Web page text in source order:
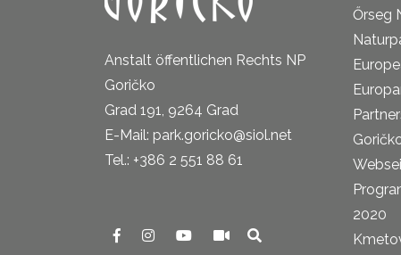
Anstalt öffentlichen Rechts NP
Goričko
Grad 191, 9264 Grad
E-Mail: park.goricko@siol.net
Tel.: +386 2 551 88 61
Őrseg
2020